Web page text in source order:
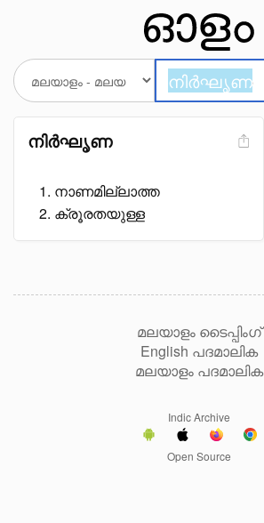
നിർഘൃണ
നാണമില്ലാത്ത
ക്രൂരതയുള്ള
മലയാളം ടൈപ്പിംഗ്
English പദമാലിക
മലയാളം പദമാലിക
Indic Archive
Open Source